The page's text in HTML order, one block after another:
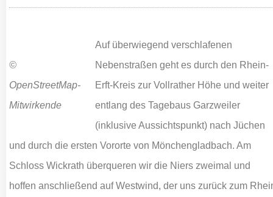
©
OpenStreetMap-
Mitwirkende
Auf überwiegend verschlafenen
Nebenstraßen geht es durch den Rhein-
Erft-Kreis zur Vollrather Höhe und weiter
entlang des Tagebaus Garzweiler
(inklusive Aussichtspunkt) nach Jüchen
und durch die ersten Vororte von Mönchengladbach. Am
Schloss Wickrath überqueren wir die Niers zweimal und
hoffen anschließend auf Westwind, der uns zurück zum